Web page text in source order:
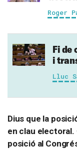
Roger
Fi de
i
Lluc
Dius que la
en clau
posició al